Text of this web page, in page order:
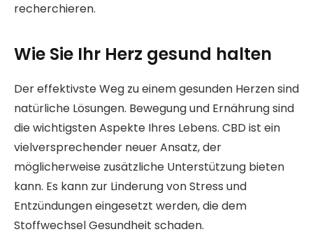
recherchieren.
Wie Sie Ihr Herz gesund halten
Der effektivste Weg zu einem gesunden Herzen sind
natürliche Lösungen. Bewegung und Ernährung sind
die wichtigsten Aspekte Ihres Lebens. CBD ist ein
vielversprechender neuer Ansatz, der
möglicherweise zusätzliche Unterstützung bieten
kann. Es kann zur Linderung von Stress und
Entzündungen eingesetzt werden, die dem
Stoffwechsel Gesundheit schaden.